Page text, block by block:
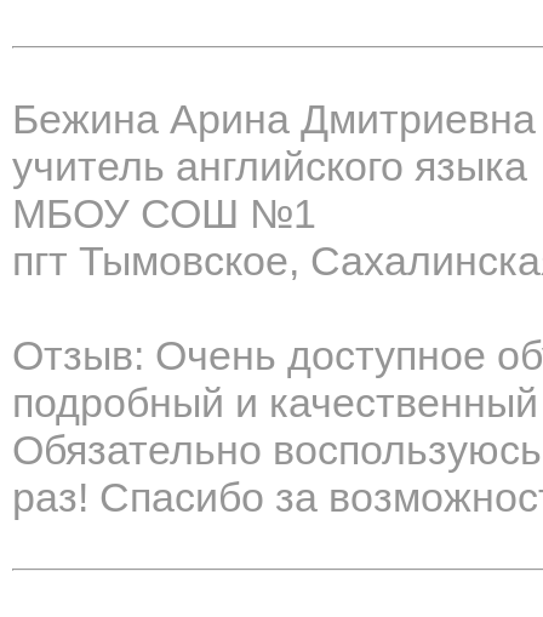
Бежина Арина Дмитриевна
учитель английского языка
МБОУ СОШ №1
пгт Тымовское,
Отзыв: Очень доступное
подробный и
Обязательно
раз! Спасибо за